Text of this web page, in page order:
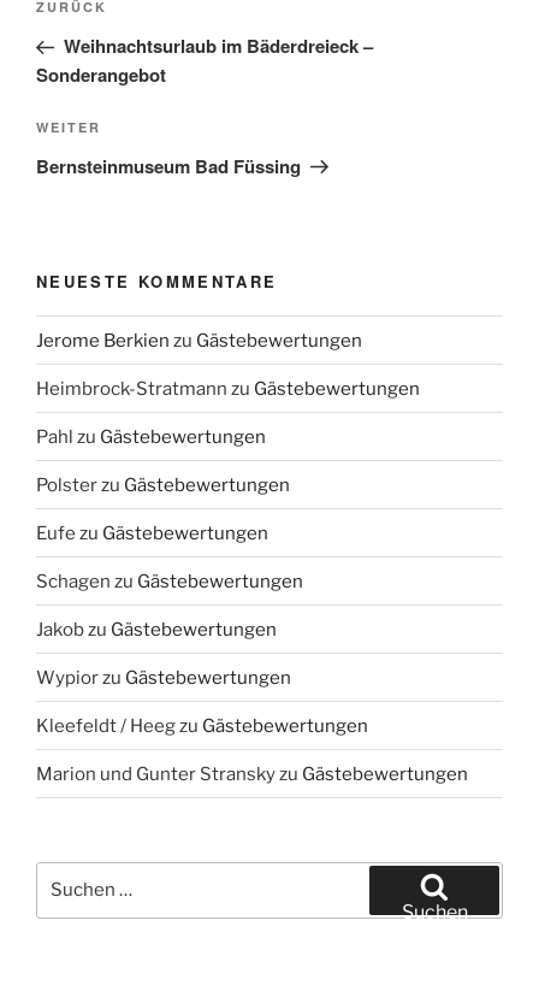
Vorheriger
Beitrag
ZURÜCK
Weihnachtsurlaub im Bäderdreieck –
Sonderangebot
Nächster
Beitrag
WEITER
Bernsteinmuseum Bad Füssing
NEUESTE KOMMENTARE
Jerome Berkien zu Gästebewertungen
Heimbrock-Stratmann zu Gästebewertungen
Pahl zu Gästebewertungen
Polsterzu Gästebewertungen
Eufe zu Gästebewertungen
Schagen zu Gästebewertungen
Jakobzu Gästebewertungen
Wypiorzu Gästebewertungen
Kleefeldt / Heegzu Gästebewertungen
Marion und Gunter Stranskyzu Gästebewertungen
Suchen
nach:
Suchen